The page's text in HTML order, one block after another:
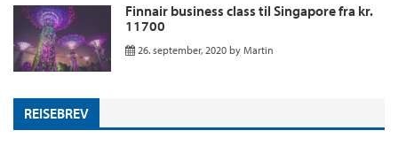
Finnair business class til Singapore fra kr.
11700
26. september, 2020 by Martin
REISEBREV